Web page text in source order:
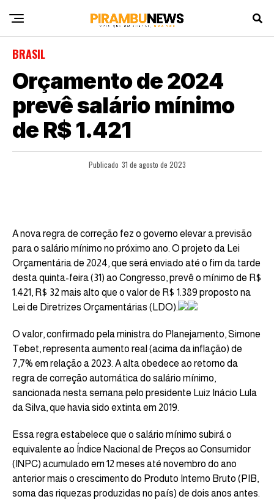
BRASIL
Orçamento de 2024
prevê salário mínimo
de R$ 1.421
Publicado 31 de agosto de 2023
A nova regra de correção fez o governo elevar a previsão
para o salário mínimo no próximo ano. O projeto da Lei
Orçamentária de 2024, que será enviado até o fim da tarde
desta quinta-feira (31) ao Congresso, prevê o mínimo de R$
1.421, R$ 32 mais alto que o valor de R$ 1.389 proposto na
Lei de Diretrizes Orçamentárias (LDO).
O valor, confirmado pela ministra do Planejamento, Simone
Tebet, representa aumento real (acima da inflação) de
7,7% em relação a 2023. A alta obedece ao retorno da
regra de correção automática do salário mínimo,
sancionada nesta semana pelo presidente Luiz Inácio Lula
da Silva, que havia sido extinta em 2019.
Essa regra estabelece que o salário mínimo subirá o
equivalente ao Índice Nacional de Preços ao Consumidor
(INPC) acumulado em 12 meses até novembro do ano
anterior mais o crescimento do Produto Interno Bruto (PIB,
soma das riquezas produzidas no país) de dois anos antes.